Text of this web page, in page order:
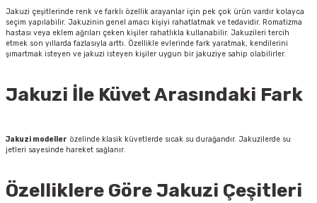
Jakuzi çeşitlerinde renk ve farklı özellik arayanlar için pek çok ürün vardır kolayca
seçim yapılabilir. Jakuzinin genel amacı kişiyi rahatlatmak ve tedavidir. Romatizma
hastası veya eklem ağrıları çeken kişiler rahatlıkla kullanabilir. Jakuzileri tercih
etmek son yıllarda fazlasıyla arttı. Özellikle evlerinde fark yaratmak, kendilerini
şımartmak isteyen ve jakuzi isteyen kişiler uygun bir jakuziye sahip olabilirler.
Jakuzi İle Küvet Arasındaki Fark
Jakuzi modeller özelinde klasik küvetlerde sıcak su durağandır. Jakuzilerde su
jetleri sayesinde hareket sağlanır.
Özelliklere Göre Jakuzi Çeşitleri